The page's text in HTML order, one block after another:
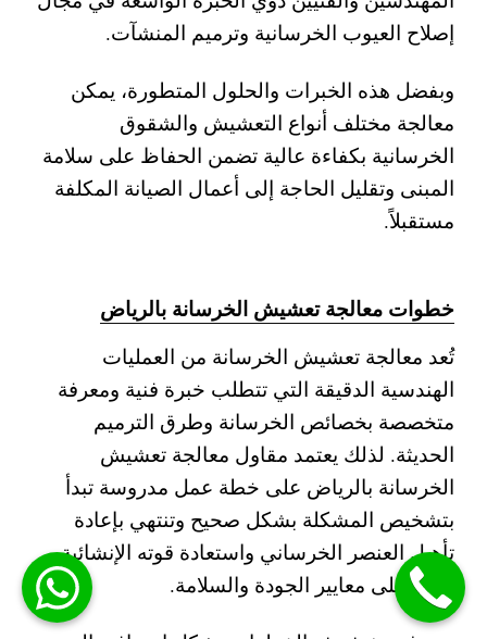
إصلاح العيوب الخرسانية وترميم المنشآت.
وبفضل هذه الخبرات والحلول المتطورة، يمكن
معالجة مختلف أنواع التعشيش والشقوق
الخرسانية بكفاءة عالية تضمن الحفاظ على سلامة
المبنى وتقليل الحاجة إلى أعمال الصيانة المكلفة
مستقبلاً.
خطوات معالجة تعشيش الخرسانة بالرياض
تُعد معالجة تعشيش الخرسانة من العمليات
الهندسية الدقيقة التي تتطلب خبرة فنية ومعرفة
متخصصة بخصائص الخرسانة وطرق الترميم
الحديثة. لذلك يعتمد مقاول معالجة تعشيش
الخرسانة بالرياض على خطة عمل مدروسة تبدأ
بتشخيص المشكلة بشكل صحيح وتنتهي بإعادة
تأهيل العنصر الخرساني واستعادة قوته الإنشائية
وفق أعلى معايير الجودة والسلامة.